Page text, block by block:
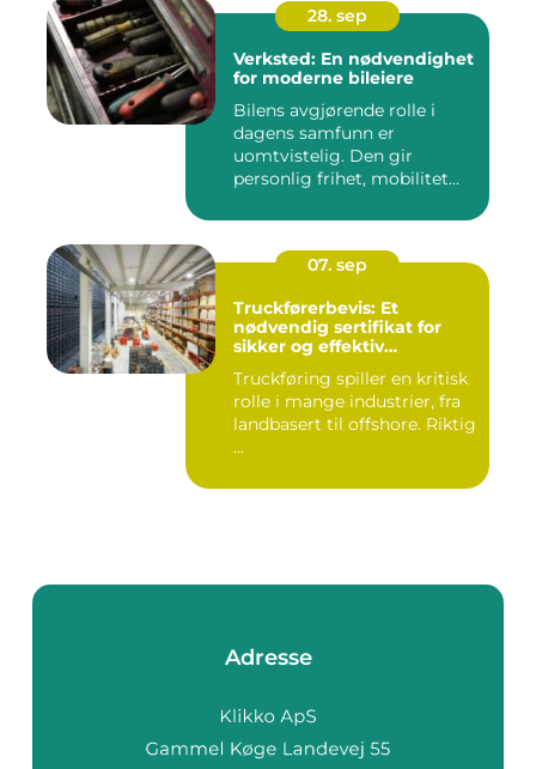
28. sep
Verksted: En nødvendighet
for moderne bileiere
Bilens avgjørende rolle i
dagens samfunn er
uomtvistelig. Den gir
personlig frihet, mobilitet...
07. sep
Truckførerbevis: Et
nødvendig sertifikat for
sikker og effektiv
Truckføring spiller en kritisk
rolle i mange industrier, fra
landbasert til offshore. Riktig
...
Adresse